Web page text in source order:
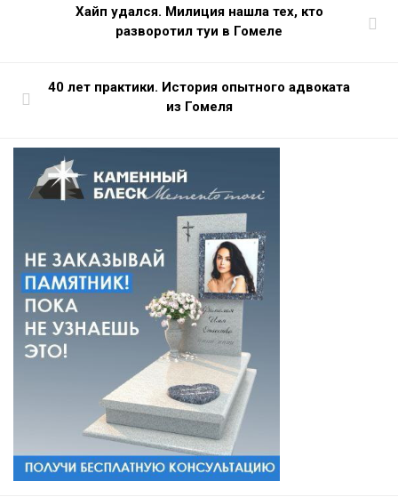
Хайп удался. Милиция нашла тех, кто
разворотил туи в Гомеле
40 лет практики. История опытного адвоката
из Гомеля